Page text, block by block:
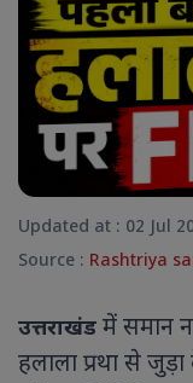
Updated at : 02 Jul
Source : Rashtriya
उत्तराखंड में समान
हलाला प्रथा से